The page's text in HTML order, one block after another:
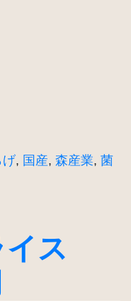
げ, 国産, 森産業, 菌
イス